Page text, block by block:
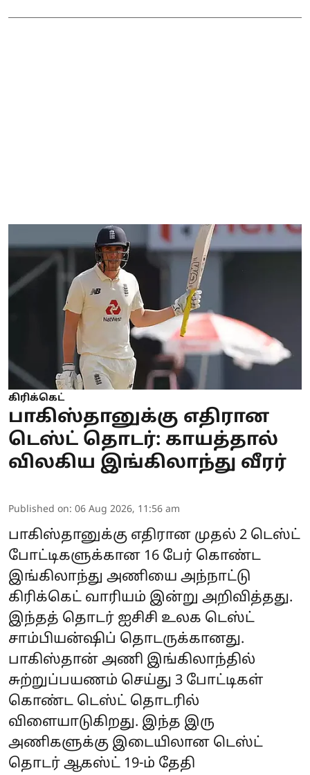
கிரிக்கெட்
பாகிஸ்தானுக்கு எதிரான
டெஸ்ட் தொடர்: காயத்தால்
விலகிய இங்கிலாந்து வீரர்
Published on: 06 Aug 2026, 11:56 am
பாகிஸ்தானுக்கு எதிரான முதல் 2 டெஸ்ட்
போட்டிகளுக்கான 16 பேர் கொண்ட
இங்கிலாந்து அணியை அந்நாட்டு
கிரிக்கெட் வாரியம் இன்று அறிவித்தது.
இந்தத் தொடர் ஐசிசி உலக டெஸ்ட்
சாம்பியன்ஷிப் தொடருக்கானது.
பாகிஸ்தான் அணி இங்கிலாந்தில்
சுற்றுப்பயணம் செய்து 3 போட்டிகள்
கொண்ட டெஸ்ட் தொடரில்
விளையாடுகிறது. இந்த இரு
அணிகளுக்கு இடையிலான டெஸ்ட்
தொடர் ஆகஸ்ட் 19-ம் தேதி